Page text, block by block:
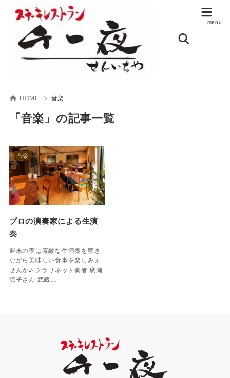
HOME 音楽
「音楽」の記事一覧
プロの演奏家による生演
奏
週末の夜は素敵な生演奏を聴き
ながら美味しい食事を楽しみま
せんか♪ クラリネット奏者 廣瀬
涼子さん 武蔵…
音楽